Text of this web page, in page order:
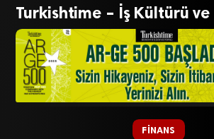
Turkishtime – İş Kültürü ve
FINANS